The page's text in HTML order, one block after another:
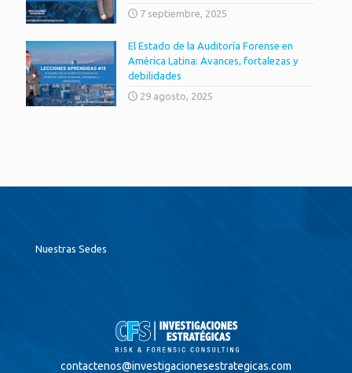
7 septiembre, 2025
El Estado de la Auditoría Forense en
América Latina: Avances, fortalezas y
debilidades
29 agosto, 2025
Nuestras Sedes
contactenos@investigacionesestrategicas.com